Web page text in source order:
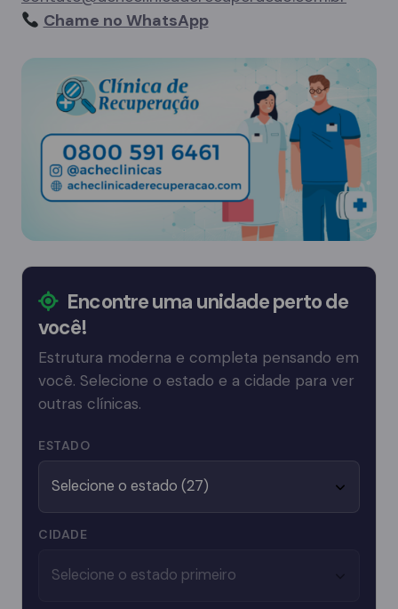
Chame no WhatsApp
Encontre uma unidade perto de
você!
Estrutura moderna e completa pensando em
você. Selecione o estado e a cidade para ver
outras clínicas.
ESTADO
CIDADE